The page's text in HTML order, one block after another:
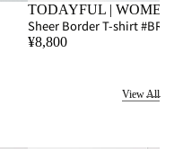
SOLD OUT
TODAYFUL | WOMEN
Sheer Border T-shirt #BRN
¥8,800
View All